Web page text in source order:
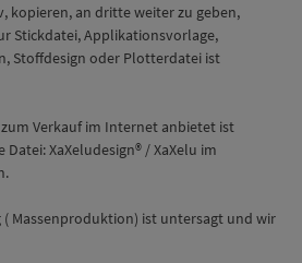
kopieren, an dritte weiter zu geben,
Stickdatei, Applikationsvorlage,
Stoffdesign oder Plotterdatei ist
Verkauf im Internet anbietet ist
XaXeludesign® / XaXelu im
Massenproduktion) ist untersagt und wir